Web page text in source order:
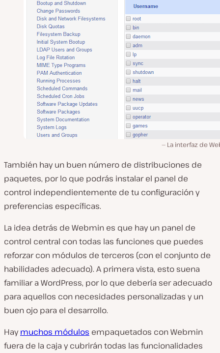
La interfaz de
También hay un buen número de distribuciones de
paquetes, por lo que podrás instalar el panel de
control independientemente de tu configuración y
preferencias específicas.
La idea detrás de Webmin es que hay un panel de
control central con todas las funciones que puedes
reforzar con módulos de terceros (con el conjunto de
habilidades adecuado). A primera vista, esto suena
familiar a WordPress, por lo que debería ser adecuado
para aquellos con necesidades personalizadas y un
buen ojo para el desarrollo.
Haymuchos módulos empaquetados con Webmin
fuera de la caja y cubrirán todas las funcionalidades